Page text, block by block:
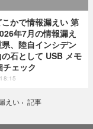
かで情報漏えい 第
年7月の情報漏え
、陸自インシデン
の石として USB メモ
チェック
8:15
えい › 記事